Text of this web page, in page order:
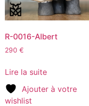
R-0016-Albert
290 €
Lire la suite
Ajouter à votre
wishlist